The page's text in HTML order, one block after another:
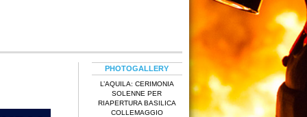
PHOTOGALLERY
L’AQUILA: CERIMONIA
SOLENNE PER
RIAPERTURA BASILICA
COLLEMAGGIO